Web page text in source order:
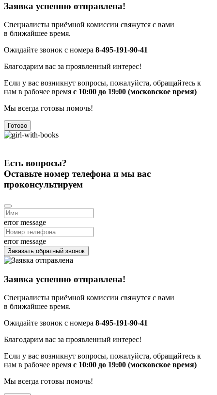
Заявка успешно отправлена!
Специалисты приёмной комиссии свяжутся с вами
в ближайшее время.
Ожидайте звонок с номера 8-495-191-90-41
Благодарим вас за проявленный интерес!
Если у вас возникнут вопросы, пожалуйста, обращайтесь к
нам в рабочее время с 10:00 до 19:00 (московское время)
Мы всегда готовы помочь!
Готово
Есть вопросы?
Оставьте номер телефона и мы вас
проконсультируем
error message
error message
Заказать обратный звонок
Заявка успешно отправлена!
Специалисты приёмной комиссии свяжутся с вами
в ближайшее время.
Ожидайте звонок с номера 8-495-191-90-41
Благодарим вас за проявленный интерес!
Если у вас возникнут вопросы, пожалуйста, обращайтесь к
нам в рабочее время с 10:00 до 19:00 (московское время)
Мы всегда готовы помочь!